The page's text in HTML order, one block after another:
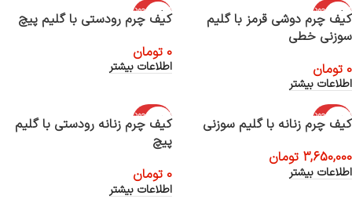
اتمام موجود
ی
کیف چرم دوشی قرمز با گلیم
سوزنی خطی
0 تومان
اطلاعات بیشتر
اتمام موجود
ی
کیف چرم رودستی با گلیم پیچ
0 تومان
اطلاعات بیشتر
اتمام موجود
ی
کیف چرم زنانه با گلیم سوزنی
3,650,000 تومان
اطلاعات بیشتر
اتمام موجود
ی
کیف چرم زنانه رودستی با گلیم
پیچ
0 تومان
اطلاعات بیشتر